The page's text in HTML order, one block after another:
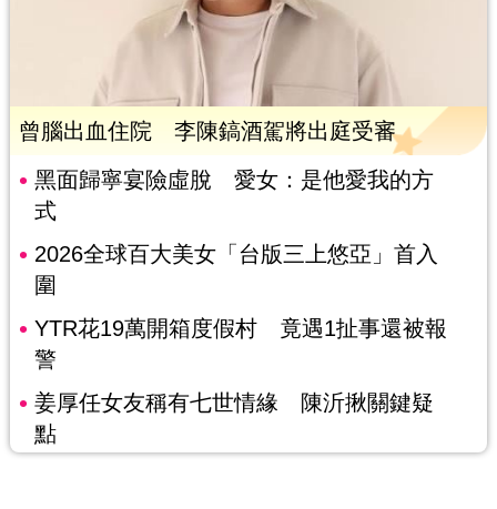
曾腦出血住院 李陳鎬酒駕將出庭受審
黑面歸寧宴險虛脫 愛女：是他愛我的方
式
2026全球百大美女「台版三上悠亞」首入
圍
YTR花19萬開箱度假村 竟遇1扯事還被報
警
姜厚任女友稱有七世情緣 陳沂揪關鍵疑
點